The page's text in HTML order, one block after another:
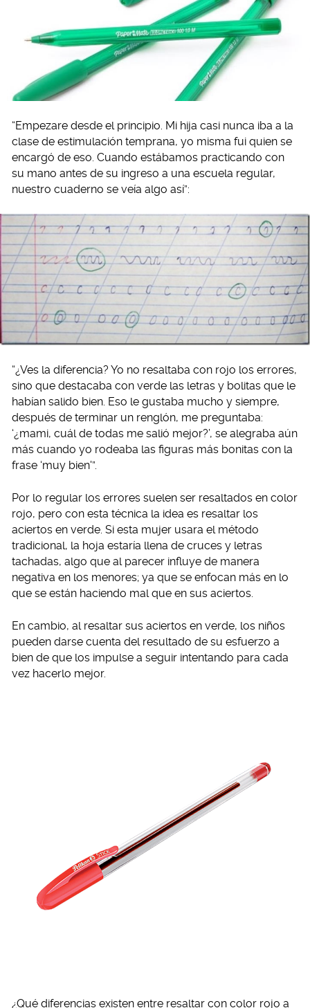
“Empezare desde el principio. Mi hija casi nunca iba a la
clase de estimulación temprana, yo misma fui quien se
encargó de eso. Cuando estábamos practicando con
su mano antes de su ingreso a una escuela regular,
nuestro cuaderno se veía algo así”:
“¿Ves la diferencia? Yo no resaltaba con rojo los errores,
sino que destacaba con verde las letras y bolitas que le
habían salido bien. Eso le gustaba mucho y siempre,
después de terminar un renglón, me preguntaba:
‘¿mami, cuál de todas me salió mejor?’, se alegraba aún
más cuando yo rodeaba las figuras más bonitas con la
frase ‘muy bien'”.
Por lo regular los errores suelen ser resaltados en color
rojo, pero con esta técnica la idea es resaltar los
aciertos en verde. Si esta mujer usara el método
tradicional, la hoja estaría llena de cruces y letras
tachadas, algo que al parecer influye de manera
negativa en los menores; ya que se enfocan más en lo
que se están haciendo mal que en sus aciertos.
En cambio, al resaltar sus aciertos en verde, los niños
pueden darse cuenta del resultado de su esfuerzo a
bien de que los impulse a seguir intentando para cada
vez hacerlo mejor.
¿Qué diferencias existen entre resaltar con color rojo a